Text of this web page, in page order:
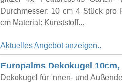
Durchmesser: 10 cm 4 Stück pro
cm Material: Kunststoff...
Aktuelles Angebot anzeigen..
Europalms Dekokugel
Dekokugel für Innen- und